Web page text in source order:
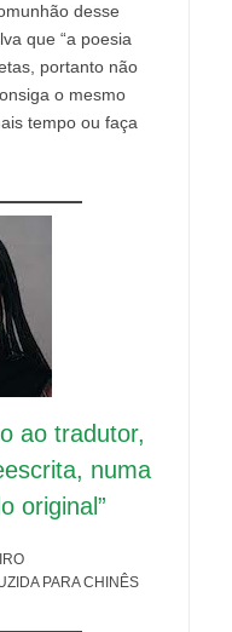
desse
que “a poesia
portanto não
o mesmo
tempo ou faça
ao tradutor,
numa
original”
PARA CHINÊS